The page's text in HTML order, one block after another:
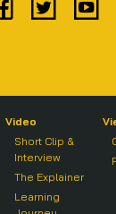
Video
Short Clip &
Interview
The Explainer
Learning